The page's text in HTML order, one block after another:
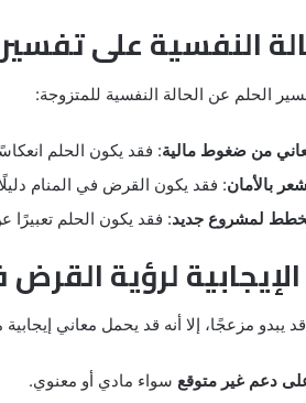
النفسية على
الحلم عن الحالة النفسية للمتزوجة:
من ضغوط مالية: فقد يكون الحلم
بالأمان: فقد يكون القرض في المنام
لمشروع جديد: فقد يكون الحلم
الإيجابية لرؤية
مزعجًا، إلا أنه قد يحمل معاني إيجابية
دعم غير متوقع سواء مادي أو معنوي.